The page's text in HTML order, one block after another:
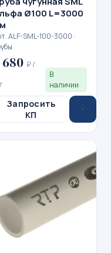
Ø100 L=3000
ALF-SML-100-3000 ·
680 ₽ /
В
наличии
Запросить
КП